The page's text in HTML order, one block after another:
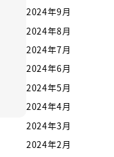
2024年9月
2024年8月
2024年7月
2024年6月
2024年5月
2024年4月
2024年3月
2024年2月